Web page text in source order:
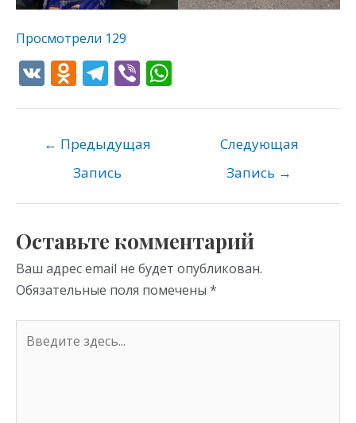
Просмотрели 129
V O
o
kl
as
ni
ki
T
gr
a
m
Vi
p
← Предыдущая
Запись
Следующая
Запись →
Оставьте комментарий
Ваш адрес email не будет опубликован.
Обязательные поля помечены *
здесь...